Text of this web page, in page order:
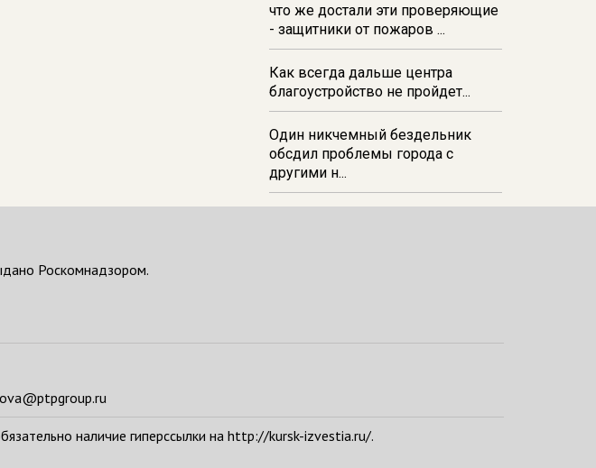
505 млрд рублей
что же достали эти проверяющие
- защитники от пожаров ...
Как всегда дальше центра
благоустройство не пройдет...
Один никчемный бездельник
обсдил проблемы города с
другими н...
Роскомнадзором.
наличие гиперссылки на http://kursk-izvestia.ru/.